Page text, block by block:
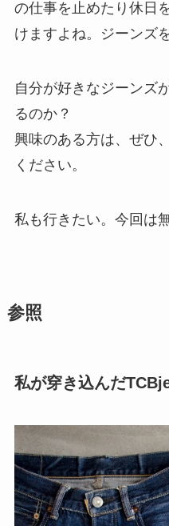
の仕事を止めたり休日
けますよね。ジーンズ
自分が好きなジーンズ
るのか？
興味のある方は、ぜひ
ください。
私も行きたい。今回は
参照
私が穿き込んだ